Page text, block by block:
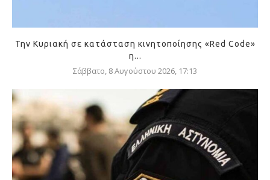
Την Κυριακή σε κατάσταση κινητοποίησης «Red Code»
η...
Σάββατο, 8 Αυγούστου 2026, 17:13